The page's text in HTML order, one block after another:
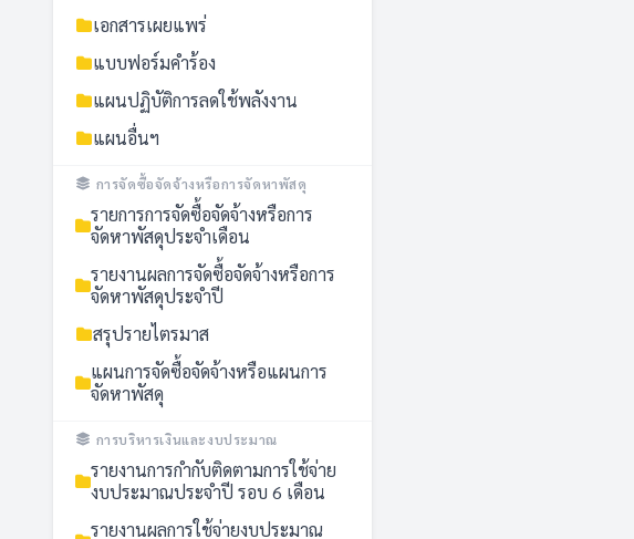
เอกสารเผยแพร่
แบบฟอร์มคำร้อง
แผนปฏิบัติการลดใช้พลังงาน
แผนอื่นฯ
การจัดซื้อจัดจ้างหรือการจัดหาพัสดุ
รายการการจัดซื้อจัดจ้างหรือการ
จัดหาพัสดุประจำเดือน
รายงานผลการจัดซื้อจัดจ้างหรือการ
จัดหาพัสดุประจำปี
สรุปรายไตรมาส
แผนการจัดซื้อจัดจ้างหรือแผนการ
จัดหาพัสดุ
การบริหารเงินและงบประมาณ
รายงานการกำกับติดตามการใช้จ่าย
งบประมาณประจำปี รอบ 6 เดือน
รายงานผลการใช้จ่ายงบประมาณ